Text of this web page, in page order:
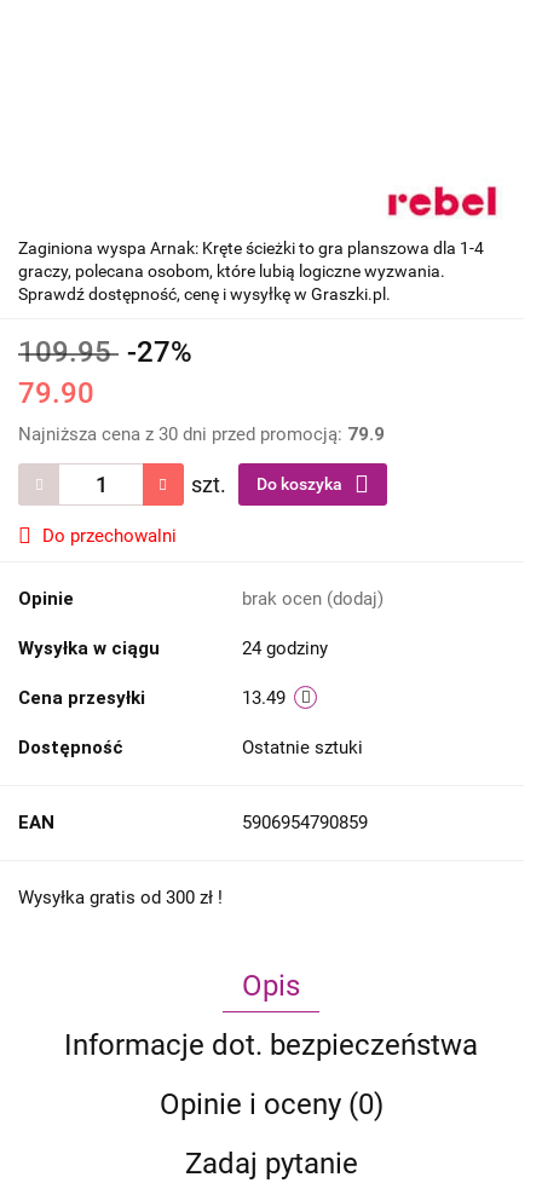
Zaginiona wyspa Arnak: Kręte ścieżki to gra planszowa dla 1-4
graczy, polecana osobom, które lubią logiczne wyzwania.
Sprawdź dostępność, cenę i wysyłkę w Graszki.pl.
109.95 -27%
79.90
Najniższa cena z 30 dni przed promocją: 79.9
szt. Do koszyka
Do przechowalni
Opinie brak ocen (dodaj)
Wysyłka w ciągu 24 godziny
Cena przesyłki 13.49
Dostępność Ostatnie sztuki
EAN 5906954790859
Wysyłka gratis od 300 zł !
Opis
Informacje dot. bezpieczeństwa
Opinie i oceny (0)
Zadaj pytanie